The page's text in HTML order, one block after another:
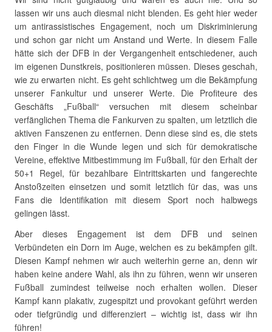
lassen wir uns auch diesmal nicht blenden. Es geht hier weder
um antirassistisches Engagement, noch um Diskriminierung
und schon gar nicht um Anstand und Werte. In diesem Falle
hätte sich der DFB in der Vergangenheit entschiedener, auch
im eigenen Dunstkreis, positionieren müssen. Dieses geschah,
wie zu erwarten nicht. Es geht schlichtweg um die Bekämpfung
unserer Fankultur und unserer Werte. Die Profiteure des
Geschäfts „Fußball“ versuchen mit diesem scheinbar
verfänglichen Thema die Fankurven zu spalten, um letztlich die
aktiven Fanszenen zu entfernen. Denn diese sind es, die stets
den Finger in die Wunde legen und sich für demokratische
Vereine, effektive Mitbestimmung im Fußball, für den Erhalt der
50+1 Regel, für bezahlbare Eintrittskarten und fangerechte
Anstoßzeiten einsetzen und somit letztlich für das, was uns
Fans die Identifikation mit diesem Sport noch halbwegs
gelingen lässt.
Aber dieses Engagement ist dem DFB und seinen
Verbündeten ein Dorn im Auge, welchen es zu bekämpfen gilt.
Diesen Kampf nehmen wir auch weiterhin gerne an, denn wir
haben keine andere Wahl, als ihn zu führen, wenn wir unseren
Fußball zumindest teilweise noch erhalten wollen. Dieser
Kampf kann plakativ, zugespitzt und provokant geführt werden
oder tiefgründig und differenziert – wichtig ist, dass wir ihn
führen!